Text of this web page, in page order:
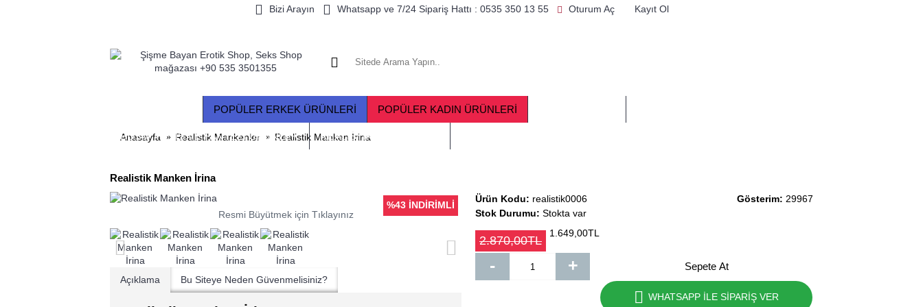
Bizi Arayın Whatsapp ve 7/24 Sipariş Hattı : 0535 350 13 55 Oturum Aç Kayıt Ol
POPÜLER ERKEK ÜRÜNLERI POPÜLER KADIN ÜRÜNLERI
BDSM, FETIŞ VE FANTEZI ÜRÜNLER REALISTIK MANKENLER
Anasayfa Realistik Mankenler Realistik Manken İrina
Realistik Manken İrina
%43 İNDİRİMLİ
Resmi Büyütmek için Tıklayınız
Açıklama Bu Siteye Neden Güvenmelisiniz?
Gösterim: 29967
Ürün Kodu: realistik0006
Stok Durumu: Stokta var
2.870,00TL
1.649,00TL
- + Sepete At
WHATSAPP İLE SİPARİŞ VER